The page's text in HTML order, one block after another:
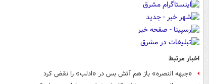
اخبار مرتبط
«جبهه النصره» باز هم آتش بس در «ادلب» را نقض کرد